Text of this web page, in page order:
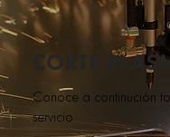
Conoce a continución
servicio
CORTE